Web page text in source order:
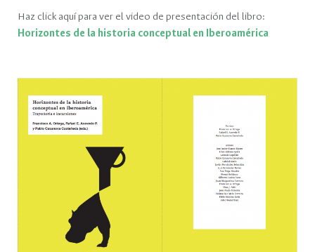
Haz click aquí para ver el video de presentación del libro:
Horizontes de la historia conceptual en Iberoamérica